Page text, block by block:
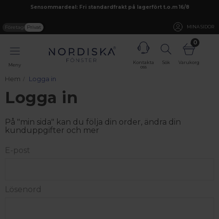
Sensommardeal: Fri standardfrakt på lagerfört t.o.m 16/8
Företag Privat MINA SIDOR
Meny
Kontakta
oss
Sök
0
Varukorg
Hem Logga in
Logga in
På "min sida" kan du följa din order, ändra din
kunduppgifter och mer
E-post
Lösenord